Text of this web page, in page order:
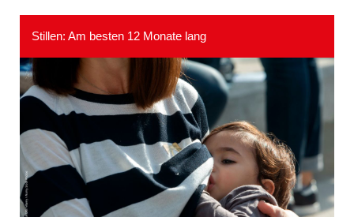
Stillen: Am besten 12 Monate lang